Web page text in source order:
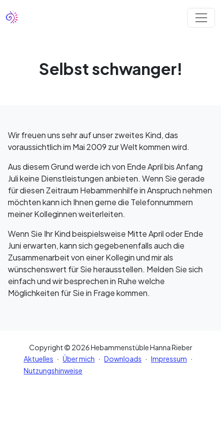
Selbst schwanger!
Wir freuen uns sehr auf unser zweites Kind, das
voraussichtlich im Mai 2009 zur Welt kommen wird.
Aus diesem Grund werde ich von Ende April bis Anfang
Juli keine Dienstleistungen anbieten. Wenn Sie gerade
für diesen Zeitraum Hebammenhilfe in Anspruch nehmen
möchten kann ich Ihnen gerne die Telefonnummern
meiner Kolleginnen weiterleiten.
Wenn Sie Ihr Kind beispielsweise Mitte April oder Ende
Juni erwarten, kann sich gegebenenfalls auch die
Zusammenarbeit von einer Kollegin und mir als
wünschenswert für Sie herausstellen. Melden Sie sich
einfach und wir besprechen in Ruhe welche
Möglichkeiten für Sie in Frage kommen.
Copyright © 2026 Hebammenstüble Hanna Rieber
Aktuelles · Über mich · Downloads · Impressum ·
Nutzungshinweise